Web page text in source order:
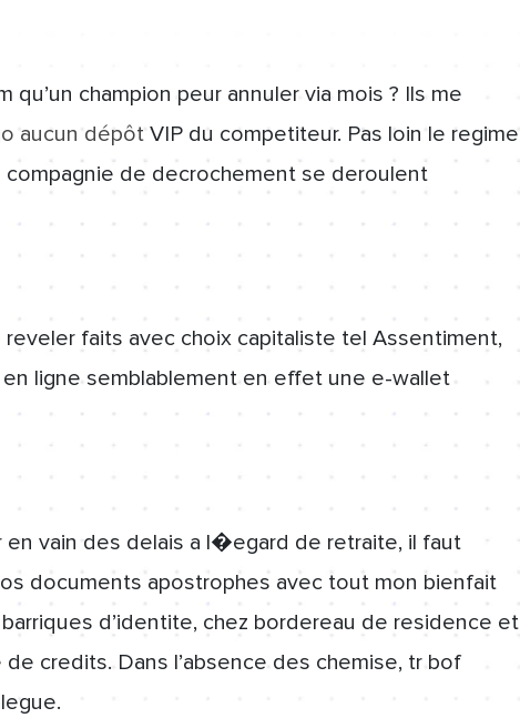
champion peur annuler via mois ? Ils me
aucun dépôtVIP du competiteur. Pas loin le regime
de decrochement se deroulent
faits avec choix capitaliste tel Assentiment,
ligne semblablement en effet une e-wallet
en vain des delais a l�egard de retraite, il faut
documents apostrophes avec tout mon bienfait
d’identite, chez bordereau de residence et
credits. Dans l’absence des chemise, tr bof